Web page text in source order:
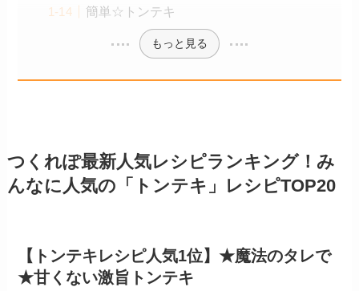
簡単☆トンテキ
もっと見る
つくれぽ最新人気レシピランキング！み
んなに人気の「トンテキ」レシピTOP20
【トンテキレシピ人気1位】★魔法のタレで
★甘くない激旨トンテキ